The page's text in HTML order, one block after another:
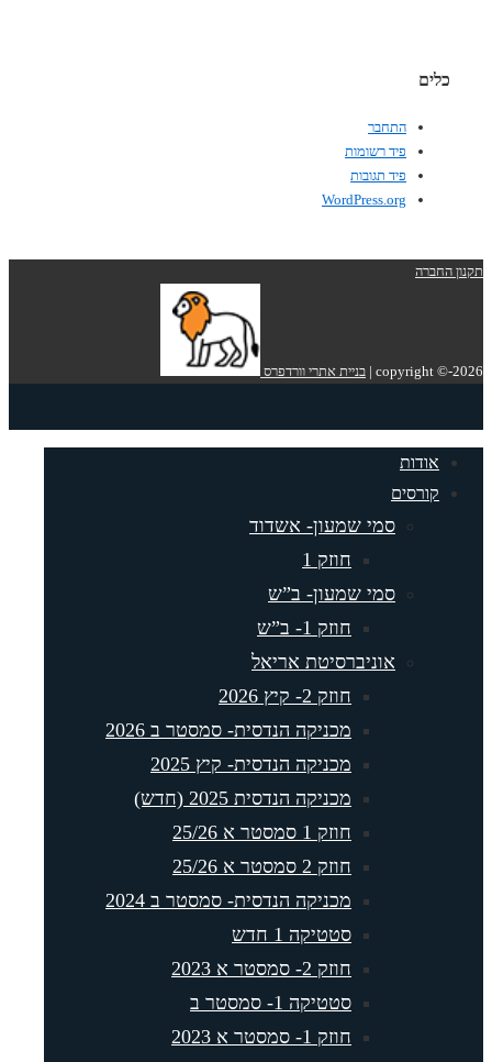
כלים
התחבר
פיד רשומות
פיד תגובות
WordPress.org
תקנון החברה
copyright ©-2026 | בניית אתרי וורדפרס
אודות
קורסים
סמי שמעון- אשדוד
חוזק 1
סמי שמעון- ב”ש
חוזק 1- ב”ש
אוניברסיטת אריאל
חוזק 2- קיץ 2026
מכניקה הנדסית- סמסטר ב 2026
מכניקה הנדסית- קיץ 2025
מכניקה הנדסית 2025 (חדש)
חוזק 1 סמסטר א 25/26
חוזק 2 סמסטר א 25/26
מכניקה הנדסית- סמסטר ב 2024
סטטיקה 1 חדש
חוזק 2- סמסטר א 2023
סטטיקה 1- סמסטר ב
חוזק 1- סמסטר א 2023